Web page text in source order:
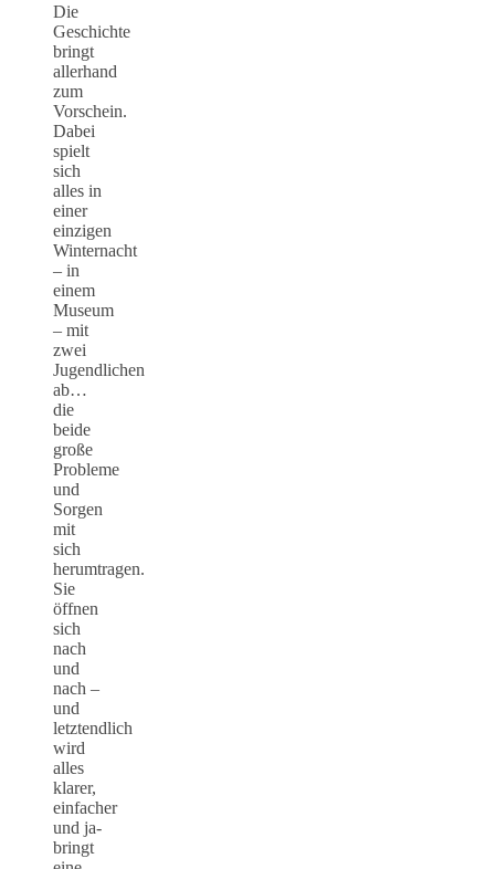
Die
Geschichte
bringt
allerhand
zum
Vorschein.
Dabei
spielt
sich
alles in
einer
einzigen
Winternacht
– in
einem
Museum
– mit
zwei
Jugendlichen
ab…
die
beide
große
Probleme
und
Sorgen
mit
sich
herumtragen.
Sie
öffnen
sich
nach
und
nach –
und
letztendlich
wird
alles
klarer,
einfacher
und ja-
bringt